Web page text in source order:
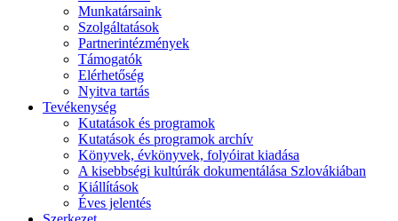
Munkatársaink
Szolgáltatások
Partnerintézmények
Támogatók
Elérhetőség
Nyitva tartás
Tevékenység
Kutatások és programok
Kutatások és programok archív
Könyvek, évkönyvek, folyóirat kiadása
A kisebbségi kultúrák dokumentálása Szlovákiában
Kiállítások
Éves jelentés